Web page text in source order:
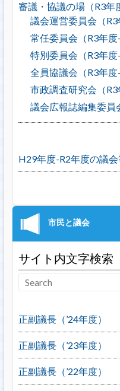
審議・協議の場（R3年
議会運営委員会（R3
常任委員会（R3年度-
特別委員会（R3年度-
全員協議会（R3年度-
市政調査研究会（R3
議会広報誌編集委員
H29年度-R2年度の議会
サイト内文字検索
正副議長（’24年度）
正副議長（’23年度）
正副議長（’22年度）